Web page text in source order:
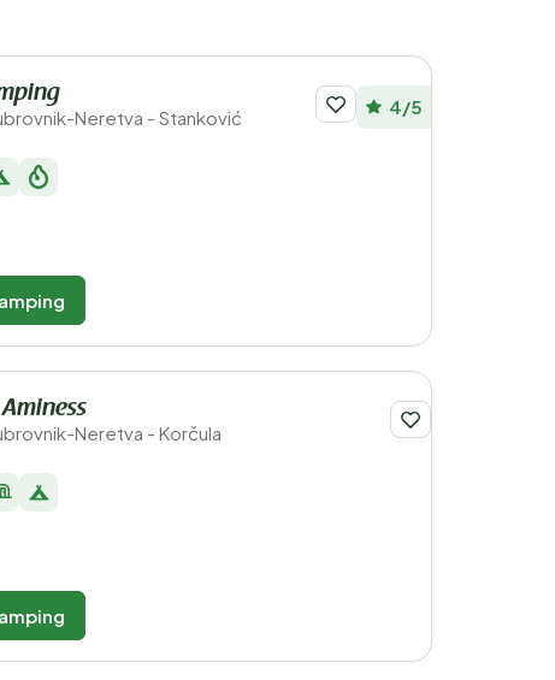
Neretva - Stanković 4/5
Neretva - Korčula